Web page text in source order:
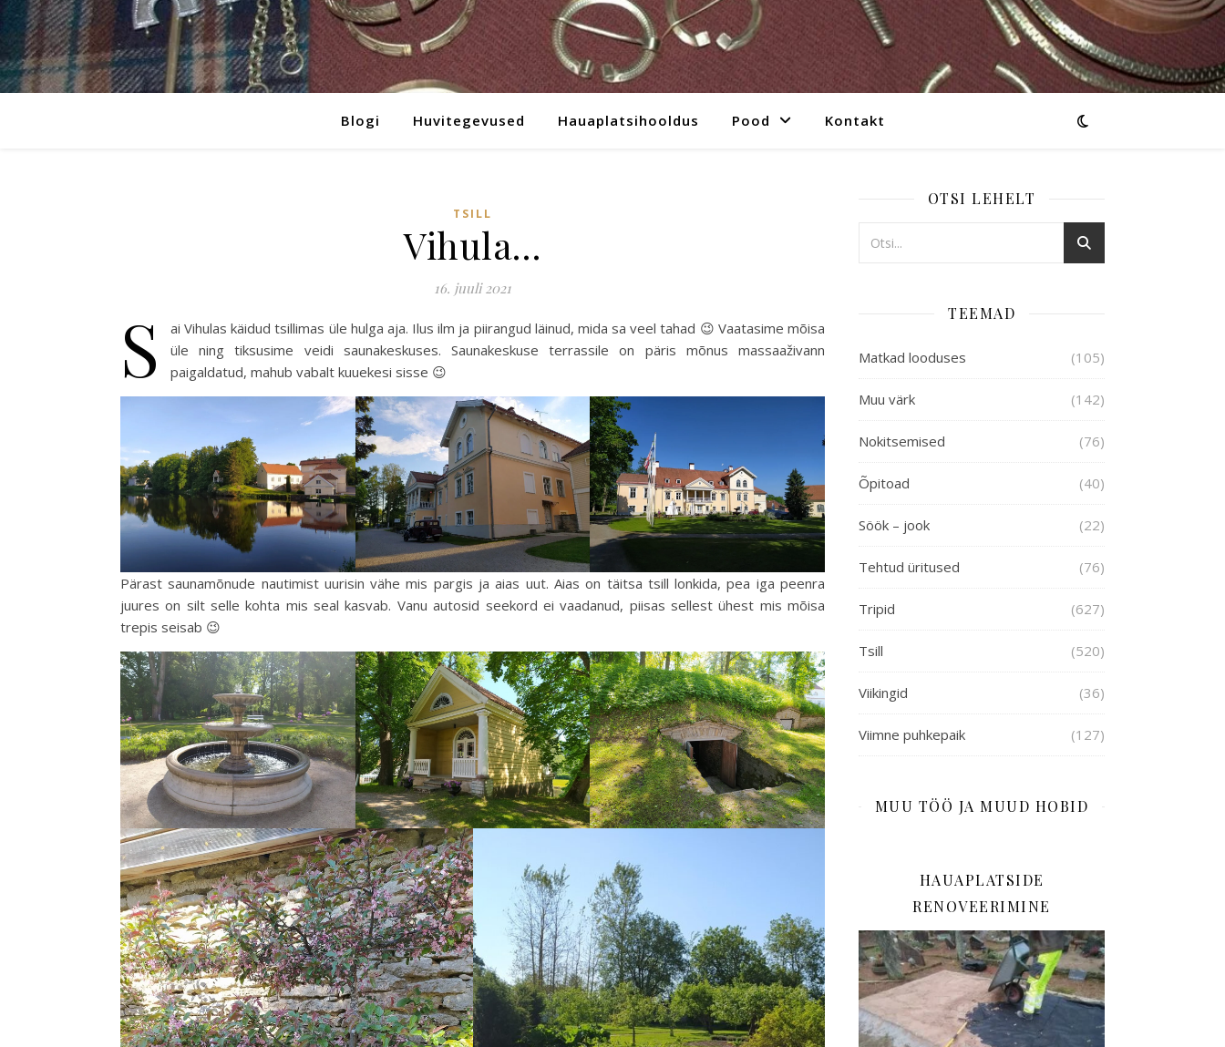
Blogi Huvitegevused Hauaplatsihooldus Pood Kontakt
TSILL
Vihula…
16. juuli 2021
S
ai Vihulas käidud tsillimas üle hulga aja. Ilus ilm ja piirangud läinud, mida sa veel tahad 😉 Vaatasime mõisa
üle ning tiksusime veidi saunakeskuses. Saunakeskuse terrassile on päris mõnus massaaživann
paigaldatud, mahub vabalt kuuekesi sisse 😉
Pärast saunamõnude nautimist uurisin vähe mis pargis ja aias uut. Aias on täitsa tsill lonkida, pea iga peenra
juures on silt selle kohta mis seal kasvab. Vanu autosid seekord ei vaadanud, piisas sellest ühest mis mõisa
trepis seisab 😉
OTSI LEHELT
TEEMAD
Matkad looduses (105)
Muu värk (142)
Nokitsemised (76)
Õpitoad (40)
Söök – jook (22)
Tehtud üritused (76)
Tripid (627)
Tsill (520)
Viikingid (36)
Viimne puhkepaik (127)
MUU TÖÖ JA MUUD HOBID
HAUAPLATSIDE
RENOVEERIMINE